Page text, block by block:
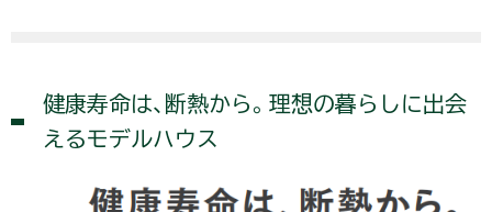
健康寿命は、断熱から。理想の暮らしに出会
えるモデルハウス